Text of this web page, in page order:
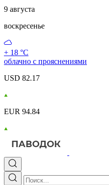
9 августа
воскресенье
+ 18 °С
облачно с прояснениями
USD 82.17
EUR 94.84